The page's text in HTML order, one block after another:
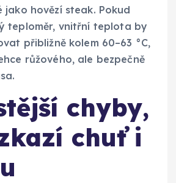
jako hovězí steak. Pokud
teploměr, vnitřní teplota by
přibližně kolem 60–63 °C,
růžového, ale bezpečně
chyby,
chuť i